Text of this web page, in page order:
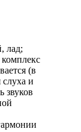
лад;
(в
и
звуков